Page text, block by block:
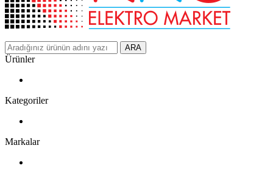
ARA
Ürünler
Kategoriler
Markalar